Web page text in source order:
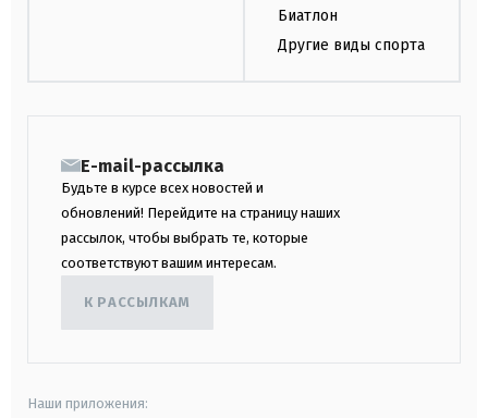
Биатлон
Другие виды спорта
E-mail-рассылка
Будьте в курсе всех новостей и
обновлений! Перейдите на страницу наших
рассылок, чтобы выбрать те, которые
соответствуют вашим интересам.
К РАССЫЛКАМ
Наши приложения: